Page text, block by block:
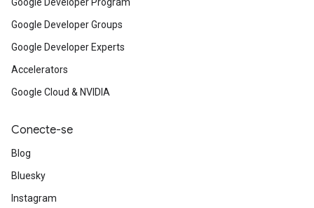
Google Developer Groups
Google Developer Experts
Accelerators
Google Cloud & NVIDIA
Conecte-se
Blog
Bluesky
Instagram